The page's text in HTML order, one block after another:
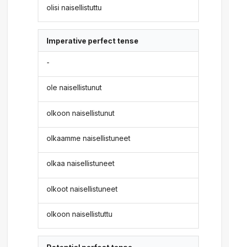
olisi naisellistuttu
Imperative perfect tense
-
ole naisellistunut
olkoon naisellistunut
olkaamme naisellistuneet
olkaa naisellistuneet
olkoot naisellistuneet
olkoon naisellistuttu